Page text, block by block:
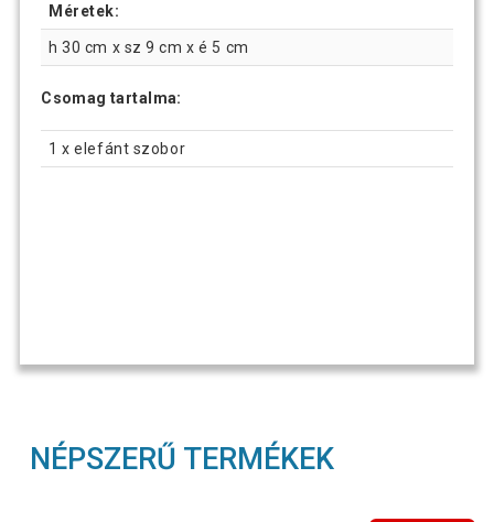
Méretek:
h 30 cm x sz 9 cm x é 5 cm
Csomag tartalma:
1 x elefánt szobor
NÉPSZERŰ TERMÉKEK